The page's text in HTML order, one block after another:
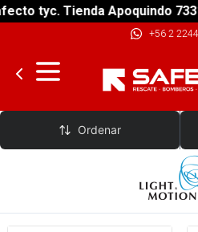
tyc. Tienda Apoquindo
+56 2
Ligth Motion
Ordenar